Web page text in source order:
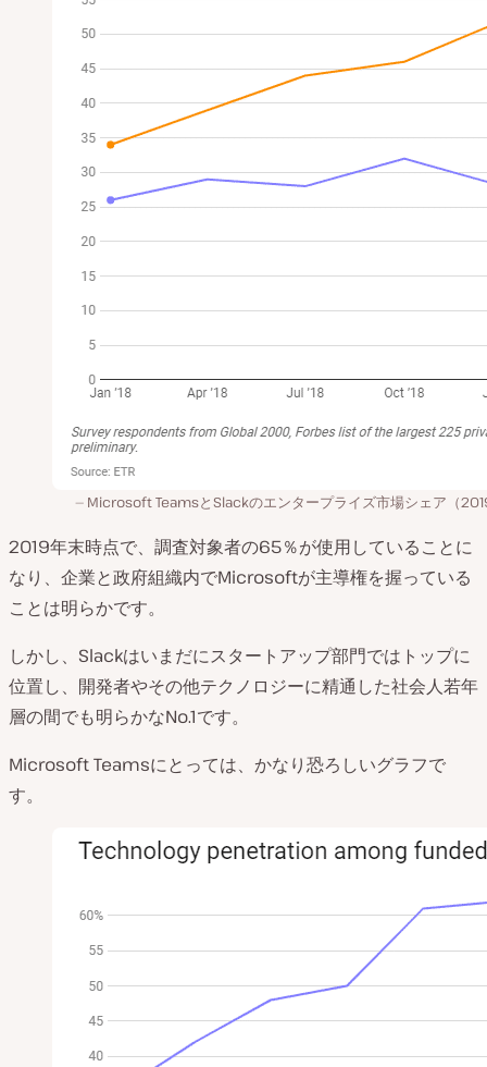
Microsoft TeamsとSlackのエンタープライズ市場シェア（
2019年末時点で、調査対象者の65％が使用していることに
なり、企業と政府組織内でMicrosoftが主導権を握っている
ことは明らかです。
しかし、Slackはいまだにスタートアップ部門ではトップに
位置し、開発者やその他テクノロジーに精通した社会人若年
層の間でも明らかなNo.1です。
Microsoft Teamsにとっては、かなり恐ろしいグラフで
す。